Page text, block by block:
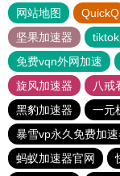
网站地图 QuickQ
坚果加速器
免费vqn外网加速
旋风加速器
八戒
黑豹加速器
一元
暴雪vp永久免费加
蚂蚁加速器官网